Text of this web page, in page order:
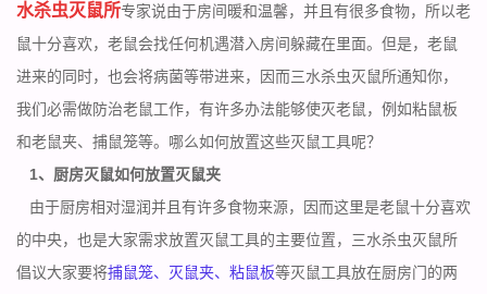
水杀虫灭鼠所专家说由于房间暖和温馨，并且有很多食物，所以老
鼠十分喜欢，老鼠会找任何机遇潜入房间躲藏在里面。但是，老鼠
进来的同时，也会将病菌等带进来，因而三水杀虫灭鼠所通知你，
我们必需做防治老鼠工作，有许多办法能够使灭老鼠，例如粘鼠板
和老鼠夹、捕鼠笼等。哪么如何放置这些灭鼠工具呢？
1、厨房灭鼠如何放置灭鼠夹
由于厨房相对湿润并且有许多食物来源，因而这里是老鼠十分喜欢
的中央，也是大家需求放置灭鼠工具的主要位置，三水杀虫灭鼠所
倡议大家要将捕鼠笼、灭鼠夹、粘鼠板等灭鼠工具放在厨房门的两